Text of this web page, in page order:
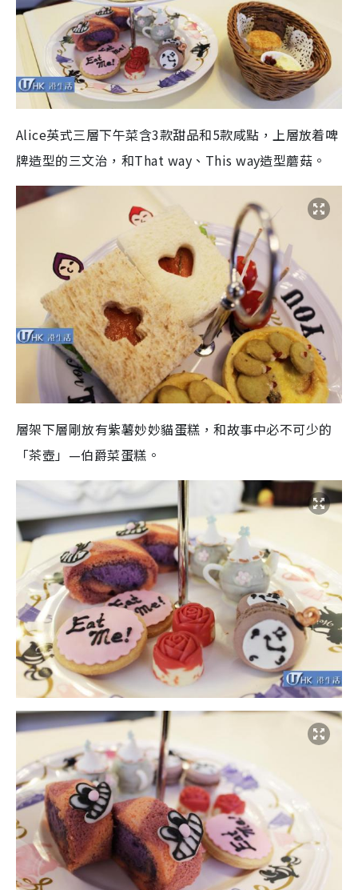
Alice英式三層下午菜含3款甜品和5款咸點，上層放着啤
牌造型的三文治，和That way、This way造型蘑菇。
層架下層剛放有紫薯妙妙貓蛋糕，和故事中必不可少的
「茶壺」—伯爵菜蛋糕。